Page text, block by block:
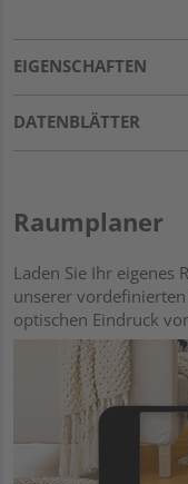
EIGENSCHAFTEN
DATENBLÄTTER
Raumplaner
Laden Sie Ihr eigenes
unserer
optischen Eindruck